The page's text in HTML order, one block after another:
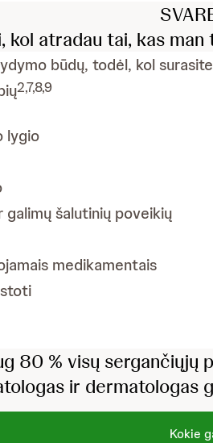
kol atradau tai, kas
būdų, todėl, kol
2,7,8,9
lygio
šalutinių poveikių
medikamentais
80 % visų
ir dermatologas
Kokie